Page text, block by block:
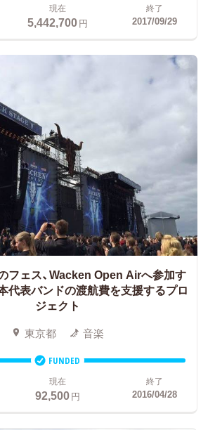
現在
5,442,700円
終了
2017/09/29
フェス、Wacken Open Airへ参加す
代表バンドの渡航費を支援するプロ
ジェクト
東京都 音楽
FUNDED
現在
92,500円
終了
2016/04/28